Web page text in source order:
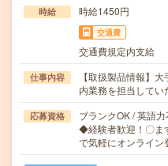
時給 時給1450円
交通費
交通費規定内支給
仕事内容
【取扱製品情報】
内業務を担当して
応募資格
ブランクOK / 英語
◆経験者歓迎！〇ま
で気軽にオンライ